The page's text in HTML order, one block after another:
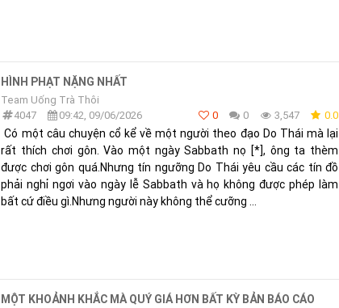
HÌNH PHẠT NẶNG NHẤT
Team Uống Trà Thôi
4047
09:42, 09/06/2026 0 0 3,547 0.0
Có một câu chuyện cổ kể về một người theo đạo Do Thái mà lại
rất thích chơi gôn. Vào một ngày Sabbath nọ [*], ông ta thèm
được chơi gôn quá.Nhưng tín ngưỡng Do Thái yêu cầu các tín đồ
phải nghỉ ngơi vào ngày lễ Sabbath và họ không được phép làm
bất cứ điều gì.Nhưng người này không thể cưỡng ...
MỘT KHOẢNH KHẮC MÀ QUÝ GIÁ HƠN BẤT KỲ BẢN BÁO CÁO